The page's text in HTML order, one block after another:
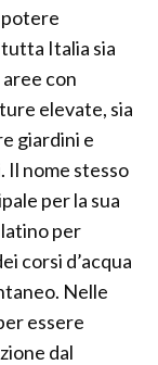
potere
Italia sia
con
elevate, sia
giardini e
nome stesso
per la sua
per
corsi d’acqua
Nelle
essere
dal